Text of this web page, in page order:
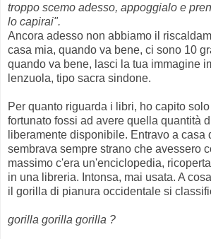
troppo scemo adesso, appoggialo e
lo capirai".
Ancora adesso non abbiamo il
casa mia, quando va bene, ci sono 10
quando va bene, lasci la tua immagine
lenzuola, tipo sacra sindone.
Per quanto riguarda i libri, ho capito
fortunato fossi ad avere quella quantità
liberamente disponibile. Entravo a casa
sembrava sempre strano che avessero
massimo c'era un'enciclopedia,
in una libreria. Intonsa, mai usata. A
il gorilla di pianura occidentale si
gorilla gorilla gorilla ?